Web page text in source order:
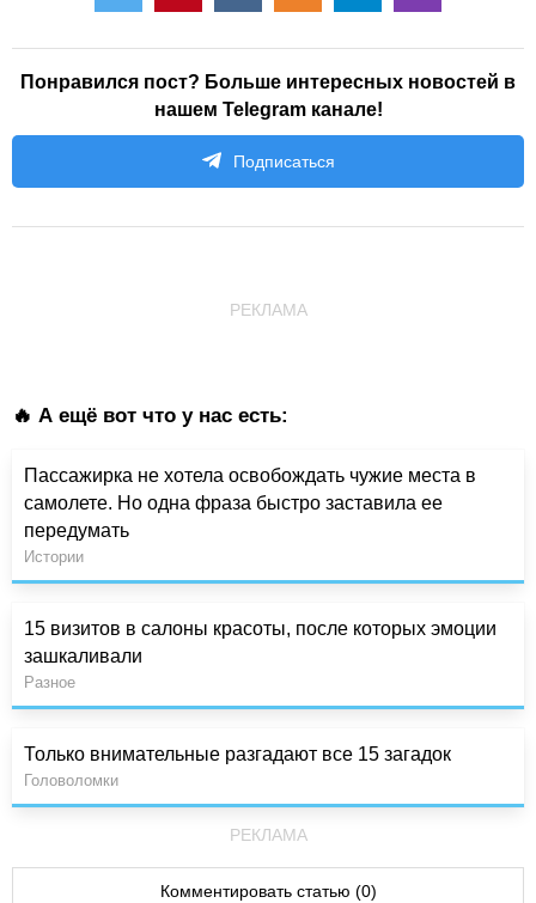
Понравился пост? Больше интересных новостей в
нашем Telegram канале!
Подписаться
РЕКЛАМА
🔥 А ещё вот что у нас есть:
Пассажирка не хотела освобождать чужие места в
самолете. Но одна фраза быстро заставила ее
передумать
Истории
15 визитов в салоны красоты, после которых эмоции
зашкаливали
Разное
Только внимательные разгадают все 15 загадок
Головоломки
РЕКЛАМА
Комментировать статью (0)